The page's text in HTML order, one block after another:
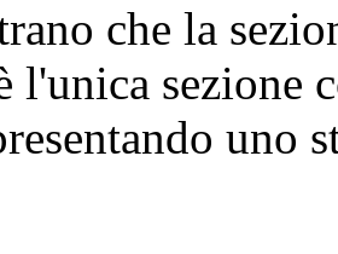
che la
l'unica sezione
uno